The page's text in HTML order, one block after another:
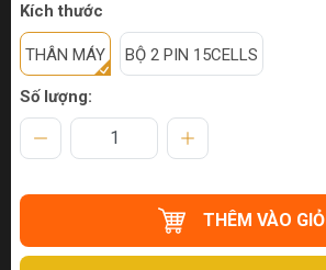
Kích thước
THÂN MÁY BỘ 2 PIN 15CELLS
Số lượng:
THÊM VÀO GIỎ